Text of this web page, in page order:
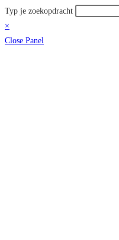
zoeken
Zoek
op
deze
Typ je zoekopdracht
×
Close Panel